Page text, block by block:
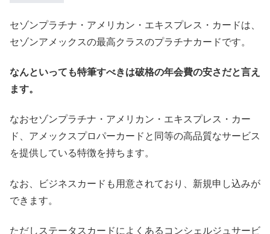
セゾンプラチナ・アメリカン・エキスプレス・カードは、
セゾンアメックスの最高クラスのプラチナカードです。
なんといっても特筆すべきは破格の年会費の安さだと言え
ます。
なおセゾンプラチナ・アメリカン・エキスプレス・カー
ド、アメックスプロパーカードと同等の高品質なサービス
を提供している特徴を持ちます。
なお、ビジネスカードも用意されており、新規申し込みが
できます。
ただしステータスカードによくあるコンシェルジュサービ